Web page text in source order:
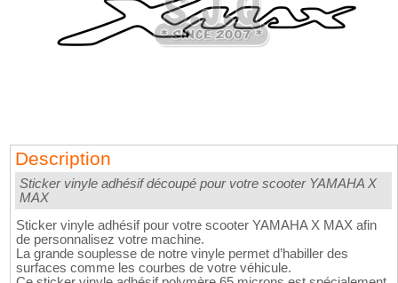
Description
Sticker vinyle adhésif découpé pour votre scooter YAMAHA X
MAX
Sticker vinyle adhésif pour votre scooter YAMAHA X MAX afin
de personnalisez votre machine.
La grande souplesse de notre vinyle permet d’habiller des
surfaces comme les courbes de votre véhicule.